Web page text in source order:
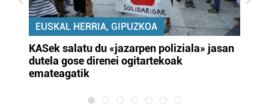
EUSKAL HERRIA, GIPUZKOA
KASek salatu du «jazarpen poliziala» jasan
dutela gose direnei ogitartekoak
emateagatik